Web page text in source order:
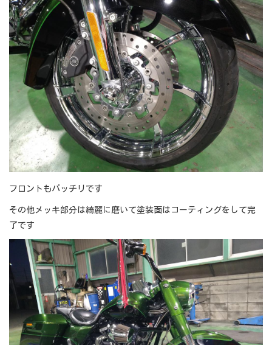
フロントもバッチリです
その他メッキ部分は綺麗に磨いて塗装面はコーティングをして完
了です